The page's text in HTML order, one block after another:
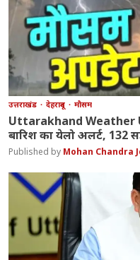
उत्तराखंड देहरादून मौसम
Uttarakhand Weather
बारिश का येलो अलर्ट, 132
Mohan Chandra